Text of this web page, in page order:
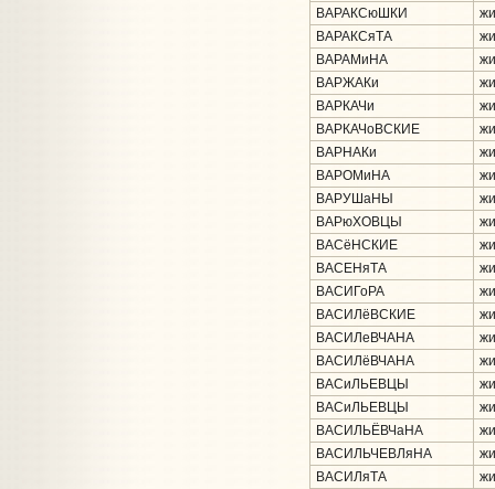
ВАРАКСюШКИ
ВАРАКСяТА
ВАРАМиНА
ВАРЖАКи
ВАРКАЧи
ВАРКАЧоВСКИЕ
ВАРНАКи
ВАРОМиНА
ВАРУШаНЫ
ВАРюХОВЦЫ
ВАСёНСКИЕ
ВАСЕНяТА
ВАСИГоРА
ВАСИЛёВСКИЕ
ВАСИЛеВЧАНА
ВАСИЛёВЧАНА
ВАСиЛЬЕВЦЫ
ВАСиЛЬЕВЦЫ
ВАСИЛЬЁВЧаНА
ВАСИЛЬЧЕВЛяНА
ВАСИЛяТА